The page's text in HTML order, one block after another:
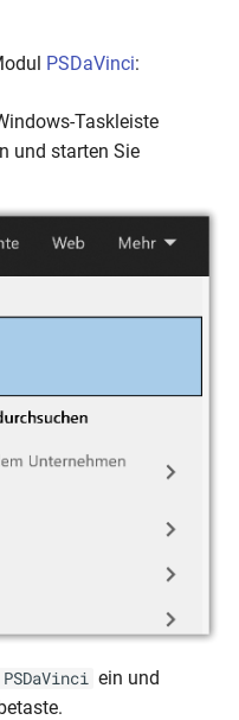
PSDaVinci:
Taskleiste
und starten Sie
ein und